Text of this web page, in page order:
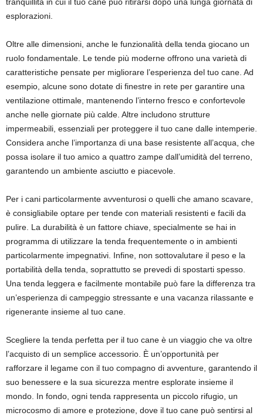
esplorazioni.
Oltre alle dimensioni, anche le funzionalità della tenda giocano un
ruolo fondamentale. Le tende più moderne offrono una varietà di
caratteristiche pensate per migliorare l’esperienza del tuo cane. Ad
esempio, alcune sono dotate di finestre in rete per garantire una
ventilazione ottimale, mantenendo l’interno fresco e confortevole
anche nelle giornate più calde. Altre includono strutture
impermeabili, essenziali per proteggere il tuo cane dalle intemperie.
Considera anche l’importanza di una base resistente all’acqua, che
possa isolare il tuo amico a quattro zampe dall’umidità del terreno,
garantendo un ambiente asciutto e piacevole.
Per i cani particolarmente avventurosi o quelli che amano scavare,
è consigliabile optare per tende con materiali resistenti e facili da
pulire. La durabilità è un fattore chiave, specialmente se hai in
programma di utilizzare la tenda frequentemente o in ambienti
particolarmente impegnativi. Infine, non sottovalutare il peso e la
portabilità della tenda, soprattutto se prevedi di spostarti spesso.
Una tenda leggera e facilmente montabile può fare la differenza tra
un’esperienza di campeggio stressante e una vacanza rilassante e
rigenerante insieme al tuo cane.
Scegliere la tenda perfetta per il tuo cane è un viaggio che va oltre
l’acquisto di un semplice accessorio. È un’opportunità per
rafforzare il legame con il tuo compagno di avventure, garantendo il
suo benessere e la sua sicurezza mentre esplorate insieme il
mondo. In fondo, ogni tenda rappresenta un piccolo rifugio, un
microcosmo di amore e protezione, dove il tuo cane può sentirsi al